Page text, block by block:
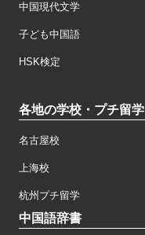
中国現代文学
子ども中国語
HSK検定
各地の学校・プチ留学
名古屋校
上海校
杭州プチ留学
中国語辞書